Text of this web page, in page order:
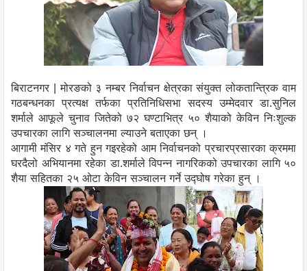
बिराटनगर | मोरङको ३ नम्बर निर्वाचन क्षेत्रका संयुक्त लोकतान्त्रिक वाम
गठबन्धनका प्रत्यक्ष तर्फका प्रतिनिधिसभा सदस्य उम्मेदवार डा.सुनिल
शर्माले आफूले चुनाव जितेको ७२ घण्टाभित्र ५० शैयाको केविन निःशुल्क
उपचारका लागि सञ्चालनमा ल्याउने बताएका छन् ।
आगामी मंसिर ४ गते हुन गइरहेको आम निर्वाचनको प्रचारप्रसारका क्रममा
घरदैलो अभियानमा रहेका डा.शर्माले विपन्न नागरिकको उपचारका लागि ५०
शैया सहितका २५ ओटा केविन सञ्चालन गर्ने उद्घोष गरेका हुन् ।